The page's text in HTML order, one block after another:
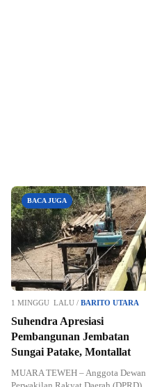
BACA JUGA
1 MINGGU LALU / BARITO UTARA
Suhendra Apresiasi
Pembangunan Jembatan
Sungai Patake, Montallat
MUARA TEWEH – Anggota Dewan